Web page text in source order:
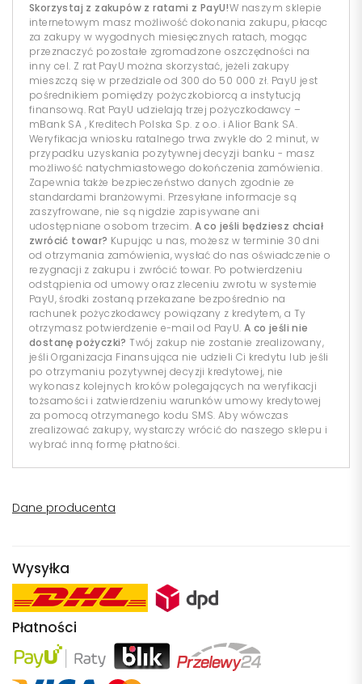
Skorzystaj z zakupów z ratami z PayU!W naszym sklepie
internetowym masz możliwość dokonania zakupu, płacąc
za zakupy w wygodnych miesięcznych ratach, mogąc
przeznaczyć pozostałe zgromadzone oszczędności na
inny cel. Z rat PayU można skorzystać, jeżeli zakupy
mieszczą się w przedziale od 300 do 50 000 zł. PayU jest
pośrednikiem pomiędzy pożyczkobiorcą a instytucją
finansową. Rat PayU udzielają trzej pożyczkodawcy –
mBank SA , Kreditech Polska Sp. z o.o. i Alior Bank SA.
Weryfikacja wniosku ratalnego trwa zwykle do 2 minut, w
przypadku uzyskania pozytywnej decyzji banku - masz
możliwość natychmiastowego dokończenia zamówienia.
Zapewnia także bezpieczeństwo danych zgodnie ze
standardami branżowymi. Przesyłane informacje są
zaszyfrowane, nie są nigdzie zapisywane ani
udostępniane osobom trzecim. A co jeśli będziesz chciał
zwrócić towar? Kupując u nas, możesz w terminie 30 dni
od otrzymania zamówienia, wysłać do nas oświadczenie o
rezygnacji z zakupu i zwrócić towar. Po potwierdzeniu
odstąpienia od umowy oraz zleceniu zwrotu w systemie
PayU, środki zostaną przekazane bezpośrednio na
rachunek pożyczkodawcy powiązany z kredytem, a Ty
otrzymasz potwierdzenie e-mail od PayU. A co jeśli nie
dostanę pożyczki? Twój zakup nie zostanie zrealizowany,
jeśli Organizacja Finansująca nie udzieli Ci kredytu lub jeśli
po otrzymaniu pozytywnej decyzji kredytowej, nie
wykonasz kolejnych kroków polegających na weryfikacji
tożsamości i zatwierdzeniu warunków umowy kredytowej
za pomocą otrzymanego kodu SMS. Aby wówczas
zrealizować zakupy, wystarczy wrócić do naszego sklepu i
wybrać inną formę płatności.
Dane producenta
Wysyłka
Płatności